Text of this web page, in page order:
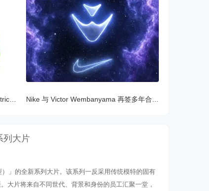
列大片
」‌的全新系列大片。该系列一反采用传统模特的固有
大片将来自不同世代、背景和身份的员工汇聚一堂，